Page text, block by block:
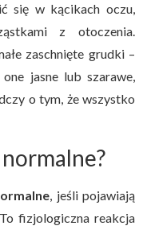
się w kącikach oczu,
z otoczenia.
zaschnięte grudki –
jasne lub szarawe,
o tym, że wszystko
, jeśli pojawiają
fizjologiczna reakcja